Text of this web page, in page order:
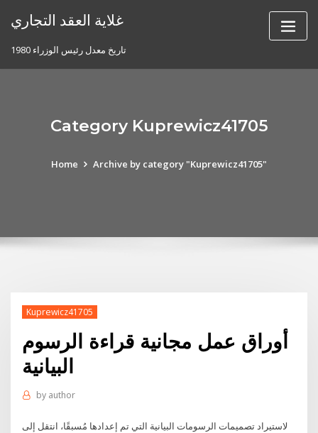
غلاية العقد التجاري
تاريخ معدل رئيس الوزراء 1980
Category Kuprewicz41705
Home Archive by category "Kuprewicz41705"
Kuprewicz41705
أوراق عمل مجانية قراءة الرسوم
البيانية
by author
لاستيراد تصميمات الرسومات البيانية التي تم إعدادها مُسبقًا، انتقل إلى